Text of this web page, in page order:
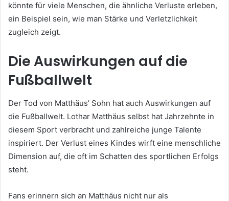
könnte für viele Menschen, die ähnliche Verluste erleben,
ein Beispiel sein, wie man Stärke und Verletzlichkeit
zugleich zeigt.
Die Auswirkungen auf die
Fußballwelt
Der Tod von Matthäus’ Sohn hat auch Auswirkungen auf
die Fußballwelt. Lothar Matthäus selbst hat Jahrzehnte in
diesem Sport verbracht und zahlreiche junge Talente
inspiriert. Der Verlust eines Kindes wirft eine menschliche
Dimension auf, die oft im Schatten des sportlichen Erfolgs
steht.
Fans erinnern sich an Matthäus nicht nur als